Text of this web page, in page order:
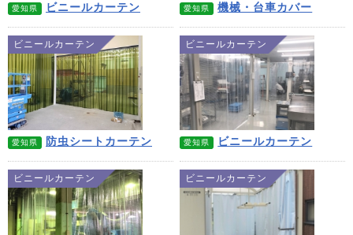
愛知県 ビニールカーテン 愛知県 機械・台車カバー
ビニールカーテン
愛知県 防虫シートカーテン
ビニールカーテン
愛知県 ビニールカーテン
ビニールカーテン ビニールカーテン